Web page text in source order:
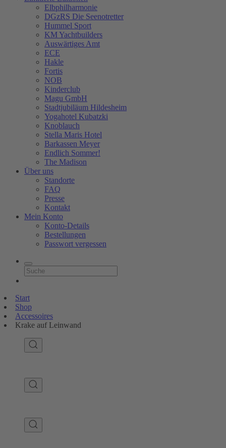
Elbphilharmonie
DGzRS Die Seenotretter
Hummel Sport
KM Yachtbuilders
Auswärtiges Amt
ECE
Hakle
Fortis
NOB
Kinderclub
Magu GmbH
Stadtjubiläum Hildesheim
Yogahotel Kubatzki
Knoblauch
Stella Maris Hotel
Barkassen Meyer
Endlich Sommer!
The Madison
Über uns
Standorte
FAQ
Presse
Kontakt
Mein Konto
Konto-Details
Bestellungen
Passwort vergessen
Start
Shop
Accessoires
Krake auf Leinwand